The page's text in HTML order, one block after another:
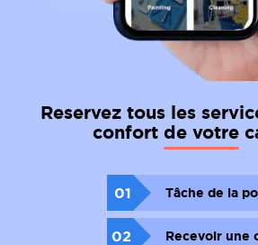
Reservez tous les
confort de votre
01 Tâche de la
02 Recevoir une